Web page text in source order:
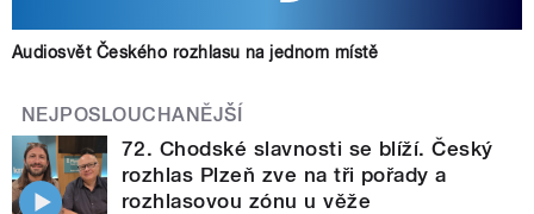
Audiosvět Českého rozhlasu na jednom místě
NEJPOSLOUCHANĚJŠÍ
72. Chodské slavnosti se blíží. Český
rozhlas Plzeň zve na tři pořady a
rozhlasovou zónu u věže